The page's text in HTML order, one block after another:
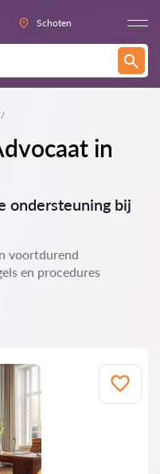
Schoten
in
ondersteuning bij
voortdurend
en procedures